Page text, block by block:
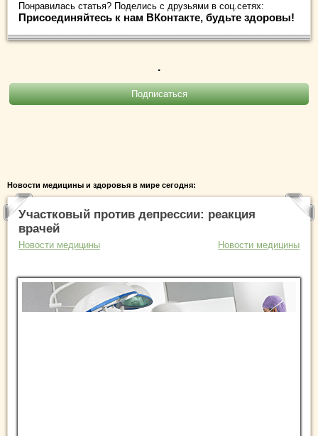
Понравилась статья? Поделись с друзьями в соц.сетях:
Присоединяйтесь к нам ВКонтакте, будьте здоровы!
.
Новости медицины и здоровья в мире сегодня:
Участковый против депрессии: реакция
врачей
Новости медицины Новости медицины